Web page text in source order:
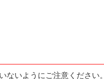
いようにご注意ください。